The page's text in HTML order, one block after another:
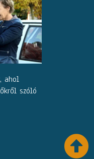
ahol
szóló